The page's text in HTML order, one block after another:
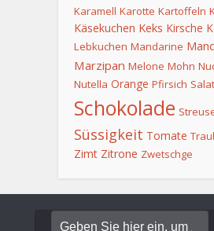
Karamell Karotte Kartoffeln
Käsekuchen Keks Kirsche
Lebkuchen Mandarine
Marzipan Melone Mohn
Nutella Orange Pfirsich Salat
Schokolade
Süssigkeit Tomate
Zimt Zitrone Zwetschge